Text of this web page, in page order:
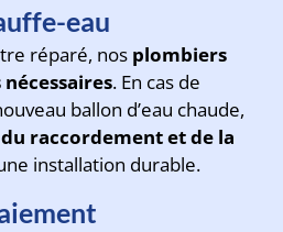
eau
réparé, nos plombiers
. En cas de
ballon d’eau chaude,
raccordement et de la
installation durable.